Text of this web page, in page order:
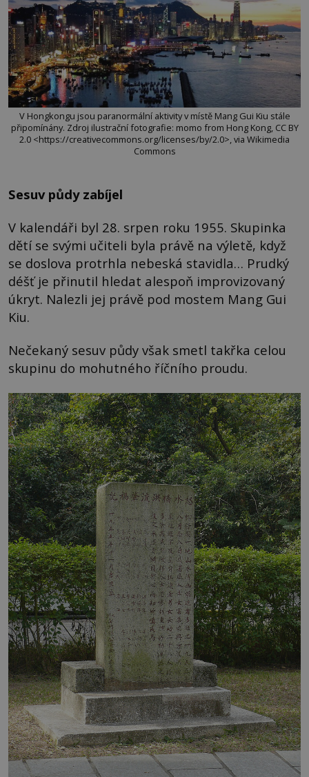
V Hongkongu jsou paranormální aktivity v místě Mang Gui Kiu stále
připomínány. Zdroj ilustrační fotografie: momo from Hong Kong, CC BY
2.0 <https://creativecommons.org/licenses/by/2.0>, via Wikimedia
Commons
Sesuv půdy zabíjel
V kalendáři byl 28. srpen roku 1955. Skupinka
dětí se svými učiteli byla právě na výletě, když
se doslova protrhla nebeská stavidla… Prudký
déšť je přinutil hledat alespoň improvizovaný
úkryt. Nalezli jej právě pod mostem Mang Gui
Kiu.
Nečekaný sesuv půdy však smetl takřka celou
skupinu do mohutného říčního proudu.